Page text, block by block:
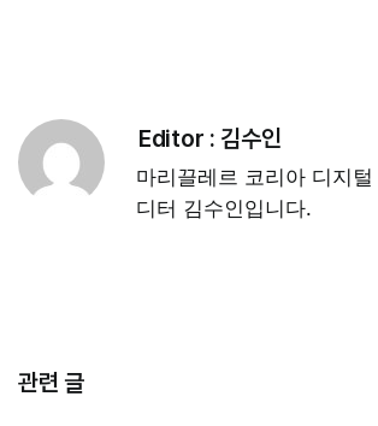
Editor : 김수인
마리끌레르 코리아 디지
디터 김수인입니다.
관련 글